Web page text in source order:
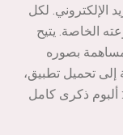
الإلكتروني. لكل
الخاصة. يتيح
بصوره
تحميل تطبيق،
ألبوم ذكرى كامل